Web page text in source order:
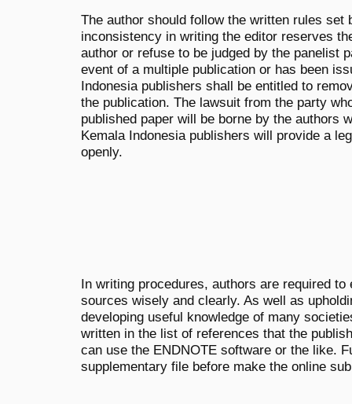
The author should follow the written rules set
inconsistency in writing the editor reserves
author or refuse to be judged by the panelist
event of a multiple publication or has been
Indonesia publishers shall be entitled to
the publication. The lawsuit from the party
published paper will be borne by the authors
Kemala Indonesia publishers will provide a
openly.
In writing procedures, authors are required
sources wisely and clearly. As well as
developing useful knowledge of many
written in the list of references that the
can use the ENDNOTE software or the like.
supplementary file before make the online